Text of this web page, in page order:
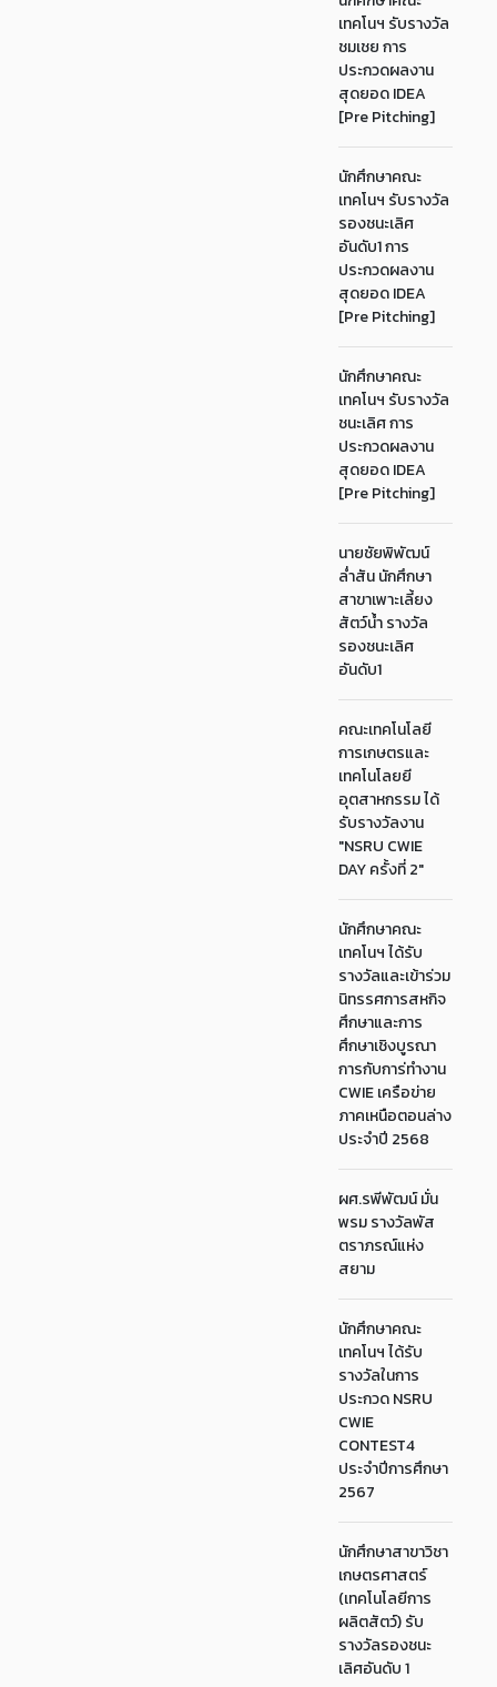
เทคโนฯ รับรางวัล
ชมเชย การ
ประกวดผลงาน
สุดยอด IDEA
[Pre Pitching]
นักศึกษาคณะ
เทคโนฯ รับรางวัล
รองชนะเลิศ
อันดับ1 การ
ประกวดผลงาน
สุดยอด IDEA
[Pre Pitching]
นักศึกษาคณะ
เทคโนฯ รับรางวัล
ชนะเลิศ การ
ประกวดผลงาน
สุดยอด IDEA
[Pre Pitching]
นายชัยพิพัฒน์
ล่ำสัน นักศึกษา
สาขาเพาะเลี้ยง
สัตว์น้ำ รางวัล
รองชนะเลิศ
อันดับ1
คณะเทคโนโลยี
การเกษตรและ
เทคโนโลยยี
อุตสาหกรรม ได้
รับรางวัลงาน
"NSRU CWIE
DAY ครั้งที่ 2"
นักศึกษาคณะ
เทคโนฯ ได้รับ
รางวัลและเข้าร่วม
นิทรรศการสหกิจ
ศึกษาและการ
ศึกษาเชิงบูรณา
การกับการ่ทำงาน
CWIE เครือข่าย
ภาคเหนือตอนล่าง
ประจำปี 2568
ผศ.รพีพัฒน์ มั่น
พรม รางวัลพัส
ตราภรณ์แห่ง
สยาม
นักศึกษาคณะ
เทคโนฯ ได้รับ
รางวัลในการ
ประกวด NSRU
CWIE
CONTEST4
ประจำปีการศึกษา
2567
นักศึกษาสาขาวิชา
เกษตรศาสตร์
(เทคโนโลยีการ
ผลิตสัตว์) รับ
รางวัลรองชนะ
เลิศอันดับ 1